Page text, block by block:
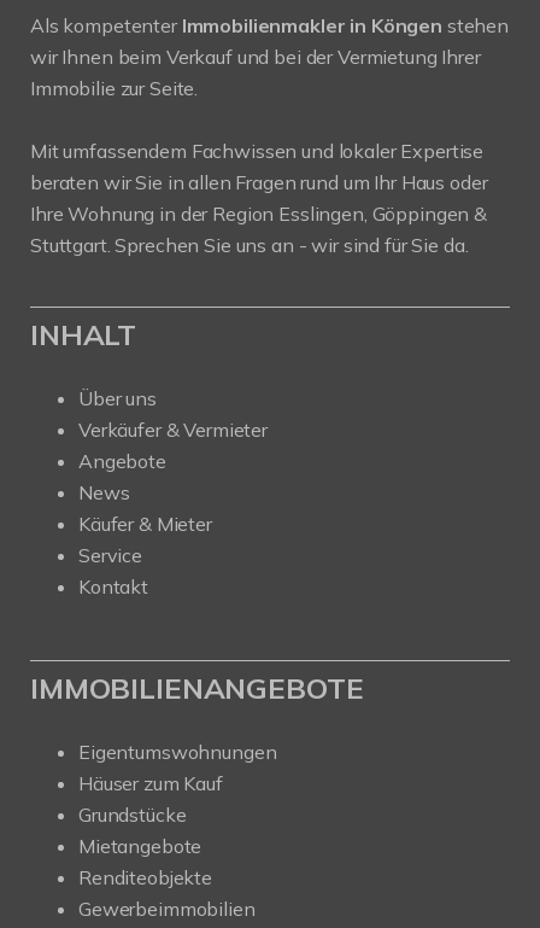
Als kompetenter Immobilienmakler in Köngen stehen
wir Ihnen beim Verkauf und bei der Vermietung Ihrer
Immobilie zur Seite.
Mit umfassendem Fachwissen und lokaler Expertise
beraten wir Sie in allen Fragen rund um Ihr Haus oder
Ihre Wohnung in der Region Esslingen, Göppingen &
Stuttgart. Sprechen Sie uns an - wir sind für Sie da.
INHALT
Über uns
Verkäufer & Vermieter
Angebote
News
Käufer & Mieter
Service
Kontakt
IMMOBILIENANGEBOTE
Eigentumswohnungen
Häuser zum Kauf
Grundstücke
Mietangebote
Renditeobjekte
Gewerbeimmobilien